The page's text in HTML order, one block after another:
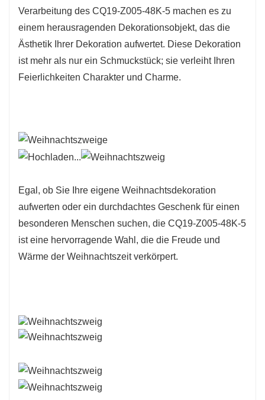
Verarbeitung des CQ19-Z005-48K-5 machen es zu
einem herausragenden Dekorationsobjekt, das die
Ästhetik Ihrer Dekoration aufwertet. Diese Dekoration
ist mehr als nur ein Schmuckstück; sie verleiht Ihren
Feierlichkeiten Charakter und Charme.
Egal, ob Sie Ihre eigene Weihnachtsdekoration
aufwerten oder ein durchdachtes Geschenk für einen
besonderen Menschen suchen, die CQ19-Z005-48K-5
ist eine hervorragende Wahl, die die Freude und
Wärme der Weihnachtszeit verkörpert.